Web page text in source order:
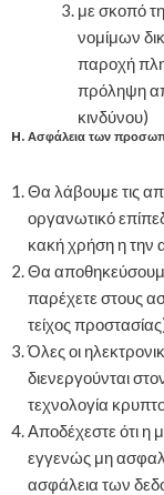
με σκοπό
νομίμων
παροχή
πρόληψη
κινδύνου)
H. Ασφάλεια των
Θα λάβουμε τις
οργανωτικό
κακή χρήση η
Θα
παρέχετε στους
τείχος
Όλες οι
διενεργούνται
τεχνολογία
Αποδέχεστε ότι η
εγγενώς μη
ασφάλεια των